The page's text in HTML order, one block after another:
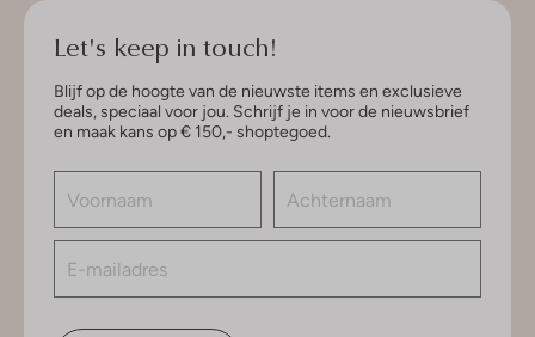
Let's keep in touch!
Blijf op de hoogte van de nieuwste items en exclusieve
deals, speciaal voor jou. Schrijf je in voor de nieuwsbrief
en maak kans op € 150,- shoptegoed.